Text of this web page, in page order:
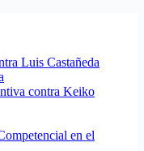
Luis Castañeda
contra Keiko
en el